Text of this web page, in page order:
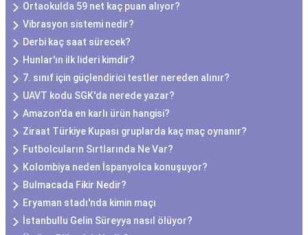
Ortaokulda 59 net kaç puan alıyor?
Vibrasyon sistemi nedir?
Derbi kaç saat sürecek?
Hunlar'ın ilk lideri kimdir?
7. sınıf için güçlendirici testler nereden alınır?
UAVT kodu SGK'da nerede yazar?
Amazon'da en karlı ürün hangisi?
Ziraat Türkiye Kupası gruplarda kaç maç oynanır?
Futbolcuların Sırtlarında Ne Var?
Kolombiya neden İspanyolca konuşuyor?
Bulmacada Fikir Nedir?
Eryaman stadı'nda kimin maçı
İstanbullu Gelin Süreyya nasıl ölüyor?